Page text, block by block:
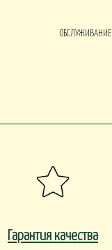
ОБСЛУЖИВАНИЕ
Гарантия качества